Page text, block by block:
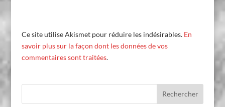
Ce site utilise Akismet pour réduire les indésirables. En
savoir plus sur la façon dont les données de vos
commentaires sont traitées.